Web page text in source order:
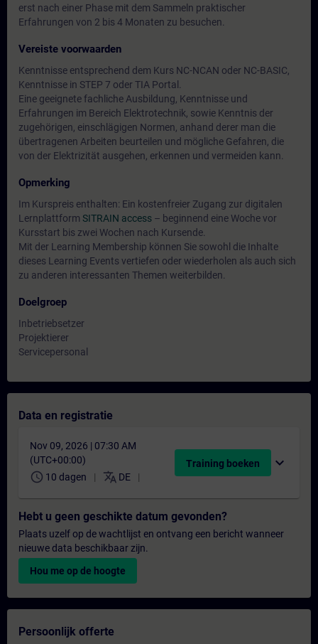
erst nach einer Phase mit dem Sammeln praktischer
Erfahrungen von 2 bis 4 Monaten zu besuchen.
Vereiste voorwaarden
Kenntnisse entsprechend dem Kurs NC-NCAN oder NC-BASIC,
Kenntnisse in STEP 7 oder TIA Portal.
Eine geeignete fachliche Ausbildung, Kenntnisse und
Erfahrungen im Bereich Elektrotechnik, sowie Kenntnis der
zugehörigen, einschlägigen Normen, anhand derer man die
übertragenen Arbeiten beurteilen und mögliche Gefahren, die
von der Elektrizität ausgehen, erkennen und vermeiden kann.
Opmerking
Im Kurspreis enthalten: Ein kostenfreier Zugang zur digitalen
Lernplattform SITRAIN access – beginnend eine Woche vor
Kursstart bis zwei Wochen nach Kursende.
Mit der Learning Membership können Sie sowohl die Inhalte
dieses Learning Events vertiefen oder wiederholen als auch sich
zu anderen interessanten Themen weiterbilden.
Doelgroep
Inbetriebsetzer
Projektierer
Servicepersonal
Data en registratie
Nov 09, 2026 | 07:30 AM
(UTC+00:00)
schedule 10 dagen translate DE
Training boeken expand_more
Hebt u geen geschikte datum gevonden?
Plaats uzelf op de wachtlijst en ontvang een bericht wanneer
nieuwe data beschikbaar zijn.
Hou me op de hoogte
Persoonlijk offerte